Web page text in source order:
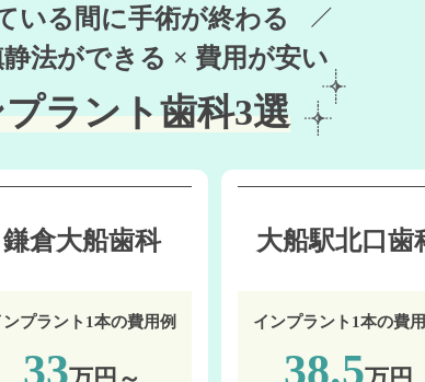
いる間に手術が終わる
法ができる × 費用が安い
ラント歯科3選
鎌倉大船歯科
ンプラント1本の費用例
33
大船駅北口歯
インプラント1本の費
38.5